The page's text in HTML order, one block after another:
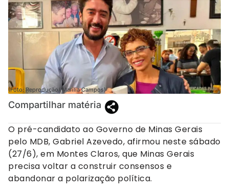
(Foto: Reprodução/ Marília Campos)
Compartilhar matéria
O pré-candidato ao Governo de Minas Gerais
pelo MDB, Gabriel Azevedo, afirmou neste sábado
(27/6), em Montes Claros, que Minas Gerais
precisa voltar a construir consensos e
abandonar a polarização política.